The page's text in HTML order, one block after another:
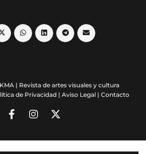
| Revista de artes visuales y cultura
de Privacidad | Aviso Legal | Contacto